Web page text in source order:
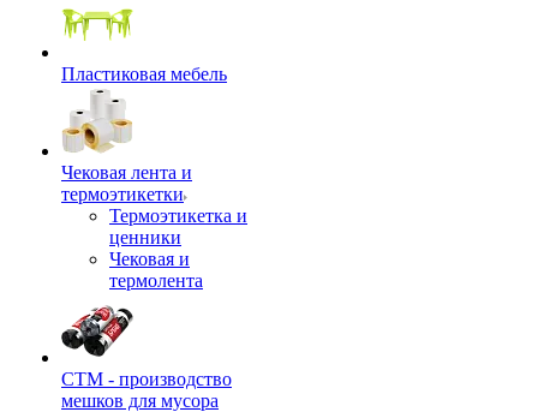
Пластиковая мебель
Чековая лента и
термоэтикетки
Термоэтикетка и
ценники
Чековая и
термолента
СТМ - производство
мешков для мусора